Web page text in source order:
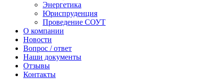
Энергетика
Юриспруденция
Проведение СОУТ
О компании
Новости
Вопрос / ответ
Наши документы
Отзывы
Контакты